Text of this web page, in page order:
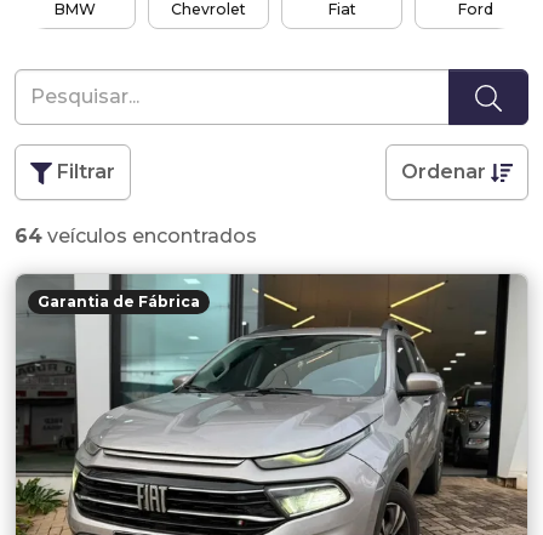
BMW Chevrolet Fiat Ford
Filtrar Ordenar
64 veículos encontrados
Garantia de Fábrica